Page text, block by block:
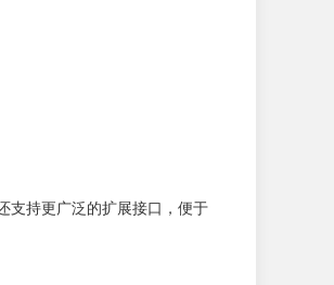
支持更广泛的扩展接口，便于